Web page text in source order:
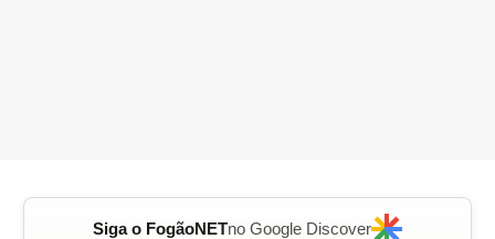
Siga o FogãoNETno Google Discover